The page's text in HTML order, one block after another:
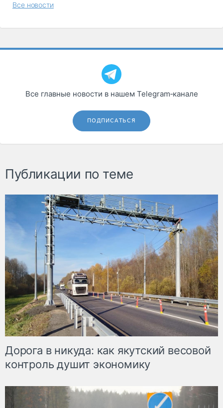
Все новости
Все главные новости в нашем Telegram‑канале
ПОДПИСАТЬСЯ
Публикации по теме
Дорога в никуда: как якутский весовой
контроль душит экономику